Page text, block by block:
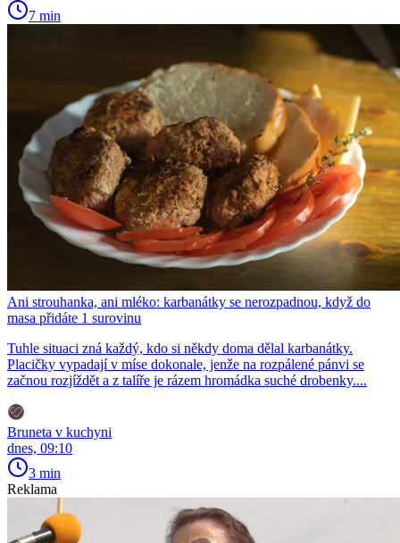
7 min
Ani strouhanka, ani mléko: karbanátky se nerozpadnou, když do
masa přidáte 1 surovinu
Tuhle situaci zná každý, kdo si někdy doma dělal karbanátky.
Placičky vypadají v míse dokonale, jenže na rozpálené pánvi se
začnou rozjíždět a z talíře je rázem hromádka suché drobenky....
Bruneta v kuchyni
dnes, 09:10
3 min
Reklama